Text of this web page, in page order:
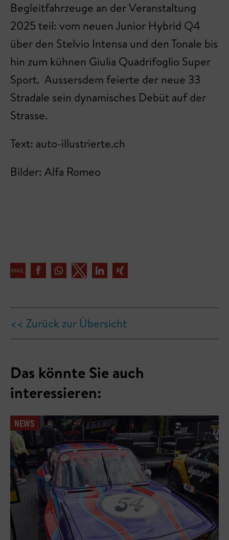
Begleitfahrzeuge an der Veranstaltung
2025 teil: vom neuen Junior Hybrid Q4
über den Stelvio Intensa und den Tonale bis
hin zum kühnen Giulia Quadrifoglio Super
Sport. Aussersdem feierte der neue 33
Stradale sein dynamisches Debüt auf der
Strasse.
Text: auto-illustrierte.ch
Bilder: Alfa Romeo
<< Zurück zur Übersicht
Das könnte Sie auch
interessieren:
NEWS